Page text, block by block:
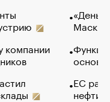
компании
Маск в
основ
ЕС
нефти